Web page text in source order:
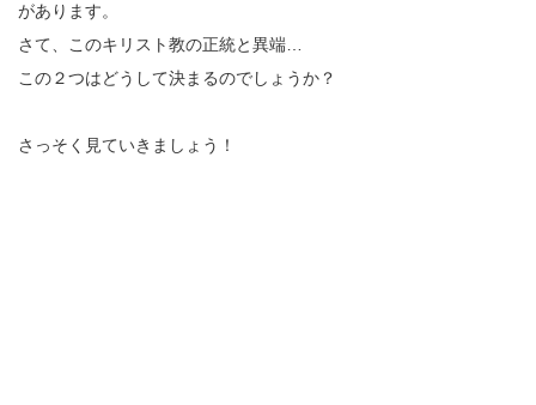
があります。
さて、このキリスト教の正統と異端…
この２つはどうして決まるのでしょうか？
さっそく見ていきましょう！